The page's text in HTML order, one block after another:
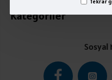
Kategoriler
Sosyal